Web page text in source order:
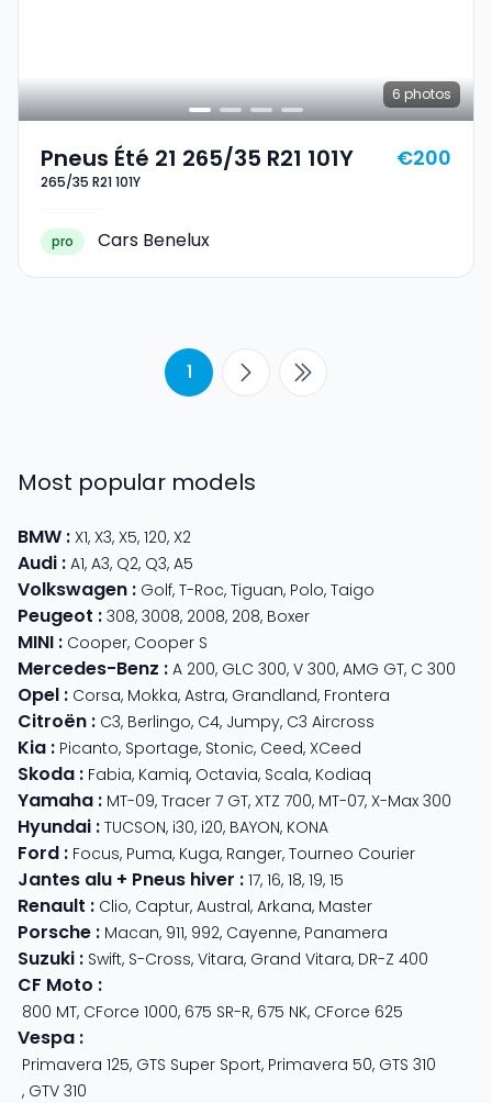
6 photos
Pneus Été 21 265/35 R21 101Y
265/35 R21 101Y
€200
pro Cars Benelux
1
Most popular models
BMW : X1, X3, X5, 120, X2
Audi : A1, A3, Q2, Q3, A5
Volkswagen : Golf, T-Roc, Tiguan, Polo, Taigo
Peugeot : 308, 3008, 2008, 208, Boxer
MINI : Cooper, Cooper S
Mercedes-Benz : A 200, GLC 300, V 300, AMG GT, C 300
Opel : Corsa, Mokka, Astra, Grandland, Frontera
Citroën : C3, Berlingo, C4, Jumpy, C3 Aircross
Kia : Picanto, Sportage, Stonic, Ceed, XCeed
Skoda : Fabia, Kamiq, Octavia, Scala, Kodiaq
Yamaha : MT-09, Tracer 7 GT, XTZ 700, MT-07, X-Max 300
Hyundai : TUCSON, i30, i20, BAYON, KONA
Ford : Focus, Puma, Kuga, Ranger, Tourneo Courier
Jantes alu + Pneus hiver : 17, 16, 18, 19, 15
Renault : Clio, Captur, Austral, Arkana, Master
Porsche : Macan, 911, 992, Cayenne, Panamera
Suzuki : Swift, S-Cross, Vitara, Grand Vitara, DR-Z 400
CF Moto :
800 MT, CForce 1000, 675 SR-R, 675 NK, CForce 625
Vespa :
Primavera 125, GTS Super Sport, Primavera 50, GTS 310
, GTV 310